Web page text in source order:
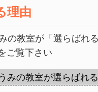
理由
の教室が「選らばれ
ご覧下さい
うみの教室が選らばれ